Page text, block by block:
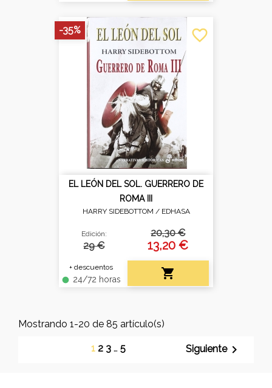
EL LEÓN DEL SOL. GUERRERO DE
ROMA III
HARRY SIDEBOTTOM / EDHASA
Edición:
29 €
+ descuentos
fiber_manual_record 24/72 horas
20,30 €
13,20 €

favorite_border
-35%
Mostrando 1-20 de 85 artículo(s)
1 2 3 … 5 Siguiente